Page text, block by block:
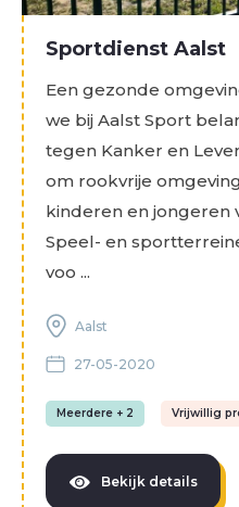
Sportdienst Aalst
Een gezonde
we bij Aalst Sport
tegen Kanker en
om rookvrije
kinderen en jongeren
Speel- en
voo ...
Aalst
27-05-2020
Meerdere + 2 Vrijwillig
Bekijk details